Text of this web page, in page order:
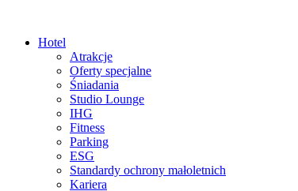
Hotel
Atrakcje
Oferty specjalne
Śniadania
Studio Lounge
IHG
Fitness
Parking
ESG
Standardy ochrony małoletnich
Kariera